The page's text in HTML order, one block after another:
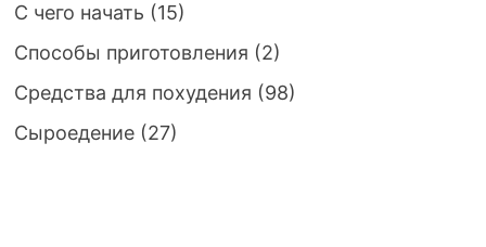
С чего начать (15)
Способы приготовления (2)
Средства для похудения (98)
Сыроедение(27)